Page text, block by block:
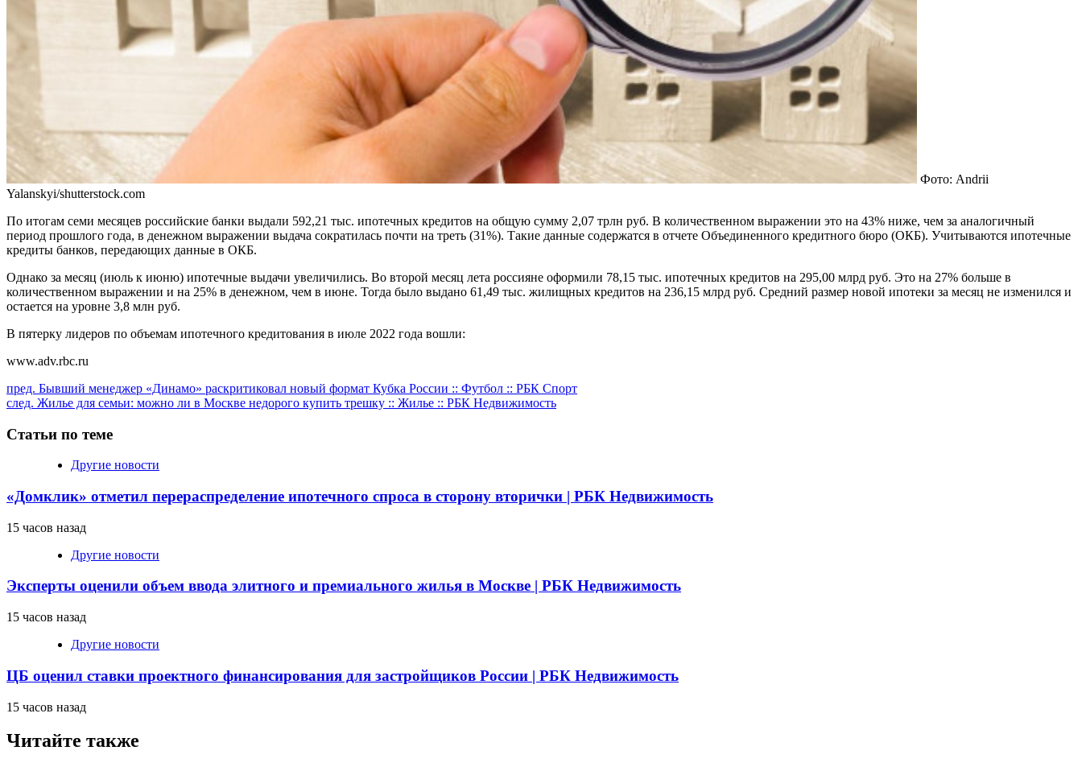
Фото: Andrii
Yalanskyi/shutterstock.com
По итогам семи месяцев российские банки выдали 592,21 тыс. ипотечных кредитов на общую сумму 2,07 трлн руб. В количественном выражении это на 43% ниже, чем за аналогичный
период прошлого года, в денежном выражении выдача сократилась почти на треть (31%). Такие данные содержатся в отчете Объединенного кредитного бюро (ОКБ). Учитываются ипотечные
кредиты банков, передающих данные в ОКБ.
Однако за месяц (июль к июню) ипотечные выдачи увеличились. Во второй месяц лета россияне оформили 78,15 тыс. ипотечных кредитов на 295,00 млрд руб. Это на 27% больше в
количественном выражении и на 25% в денежном, чем в июне. Тогда было выдано 61,49 тыс. жилищных кредитов на 236,15 млрд руб. Средний размер новой ипотеки за месяц не изменился и
остается на уровне 3,8 млн руб.
В пятерку лидеров по объемам ипотечного кредитования в июле 2022 года вошли:
www.adv.rbc.ru
Продолжить
чтение
пред. Бывший менеджер «Динамо» раскритиковал новый формат Кубка России :: Футбол :: РБК Спорт
след. Жилье для семьи: можно ли в Москве недорого купить трешку :: Жилье :: РБК Недвижимость
Статьи по теме
Другие новости
«Домклик» отметил перераспределение ипотечного спроса в сторону вторички | РБК Недвижимость
15 часов назад
Другие новости
Эксперты оценили объем ввода элитного и премиального жилья в Москве | РБК Недвижимость
15 часов назад
Другие новости
ЦБ оценил ставки проектного финансирования для застройщиков России | РБК Недвижимость
15 часов назад
Читайте также